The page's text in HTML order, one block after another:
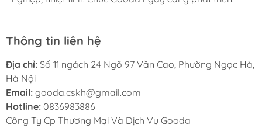
Thông tin liên hệ
Địa chỉ: Số 11 ngách 24 Ngõ 97 Văn Cao, Phường Ngọc Hà,
Hà Nội
Email: gooda.cskh@gmail.com
Hotline: 0836983886
Công Ty Cp Thương Mại Và Dịch Vụ Gooda